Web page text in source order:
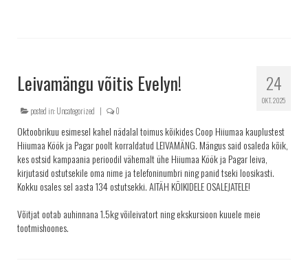
24
OKT. 2025
Leivamängu võitis Evelyn!
posted in:Uncategorized | 0
Oktoobrikuu esimesel kahel nädalal toimus kõikides Coop Hiiumaa kauplustest
Hiiumaa Köök ja Pagar poolt korraldatud LEIVAMÄNG. Mängus said osaleda kõik,
kes ostsid kampaania perioodil vähemalt ühe Hiiumaa Köök ja Pagar leiva,
kirjutasid ostutsekile oma nime ja telefoninumbri ning panid tseki loosikasti.
Kokku osales sel aasta 134 ostutsekki. AITÄH KÕIKIDELE OSALEJATELE!
Võitjat ootab auhinnana 1.5kg võileivatort ning ekskursioon kuuele meie
tootmishoones.